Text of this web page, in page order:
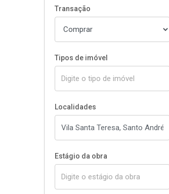
Transação
Tipos de imóvel
Localidades
Estágio da obra